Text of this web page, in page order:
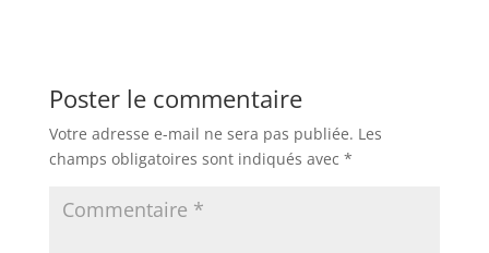
Poster le commentaire
Votre adresse e-mail ne sera pas publiée. Les
champs obligatoires sont indiqués avec *